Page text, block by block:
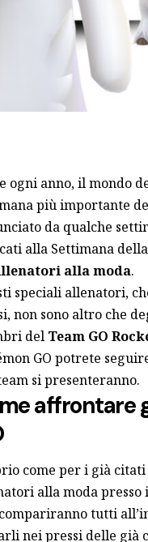
ogni anno, il mondo
più importante
da qualche
alla Settimana
alla moda.
speciali allenatori,
non sono altro che
del Team GO
GO potrete
si presenteranno.
affrontare
come per i già
alla moda presso i
tutti
nei pressi delle già